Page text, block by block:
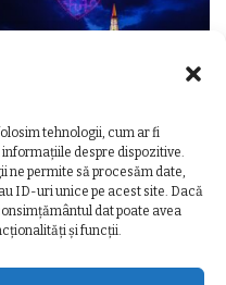
tehnologii, cum ar fi
despre dispozitive.
ne permite să procesăm date,
ID-uri unice pe acest site. Dacă
dat poate avea
și funcții.
Unirii la Cluj-Napoca.
complet al